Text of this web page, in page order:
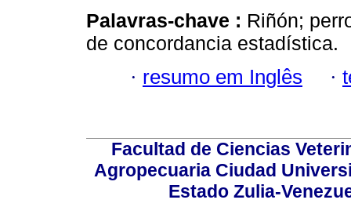
Palavras-chave : Riñón;
de concordancia estadística.
· resumo em Inglês ·
Facultad de Ciencias
Agropecuaria Ciudad
Estado Zulia-